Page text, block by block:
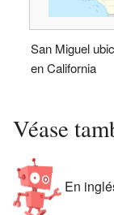
San Miguel
en California
Véase
En